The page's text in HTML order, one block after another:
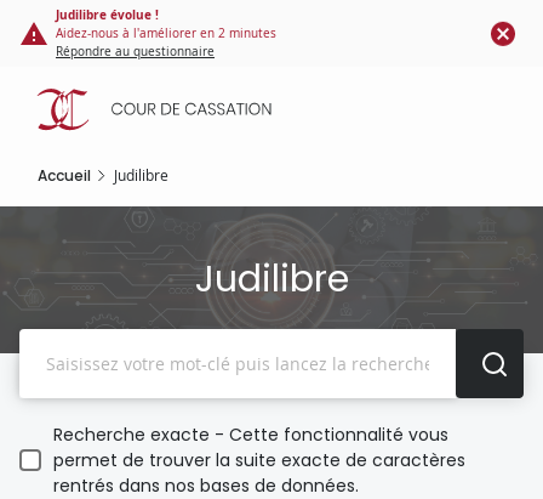
Panneau de gestion des cookies
contenu
principal
Judilibre évolue !
Aidez-nous à l'améliorer en 2 minutes
Répondre au questionnaire
Accueil Judilibre
Judilibre
Recherche exacte - Cette fonctionnalité vous
permet de trouver la suite exacte de caractères
rentrés dans nos bases de données.